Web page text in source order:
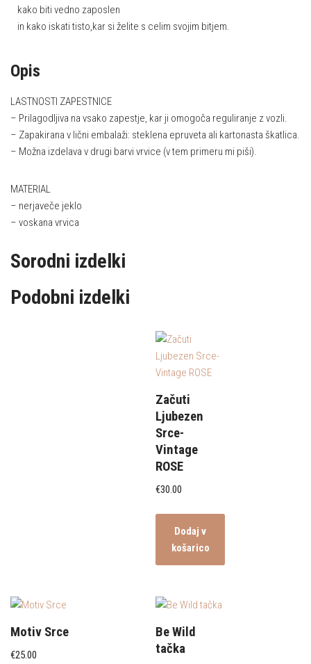
kako biti vedno zaposlen
in kako iskati tisto,kar si želite s celim svojim bitjem.
Opis
LASTNOSTI ZAPESTNICE
– Prilagodljiva na vsako zapestje, kar ji omogoča reguliranje z vozli.
– Zapakirana v lični embalaži: steklena epruveta ali kartonasta škatlica.
– Možna izdelava v drugi barvi vrvice (v tem primeru mi piši).
MATERIAL
– nerjaveče jeklo
– voskana vrvica
Sorodni izdelki
Podobni izdelki
Začuti
Ljubezen
Srce-
Vintage
ROSE
€30.00
Dodaj v
košarico
Motiv Srce
€25.00
Be Wild
tačka